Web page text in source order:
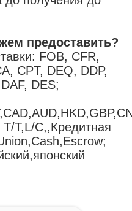
предоставить?
FOB, CFR,
CPT, DEQ, DDP,
DES;
T,L/C,,Кредитная